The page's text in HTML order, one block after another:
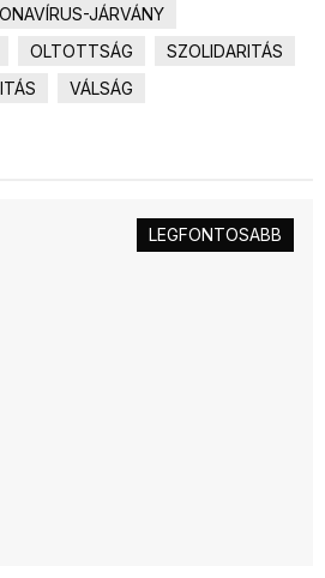
JÁRVÁNY
OLTOTTSÁG
SZOLIDARITÁS
VÁLSÁG
LEGFONTOSABB